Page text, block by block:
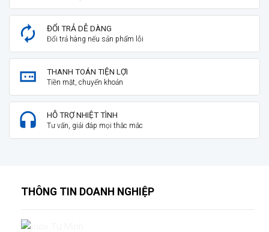
ĐỔI TRẢ DỄ DÀNG
Đổi trả hàng nếu sản phẩm lỗi
THANH TOÁN TIỆN LỢI
Tiền mặt, chuyển khoản
HỖ TRỢ NHIỆT TÌNH
Tư vấn, giải đáp mọi thắc mắc
THÔNG TIN DOANH NGHIỆP